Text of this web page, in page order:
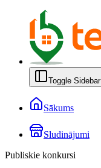
Toggle Sidebar
Sākums
Sludinājumi
Publiskie konkursi